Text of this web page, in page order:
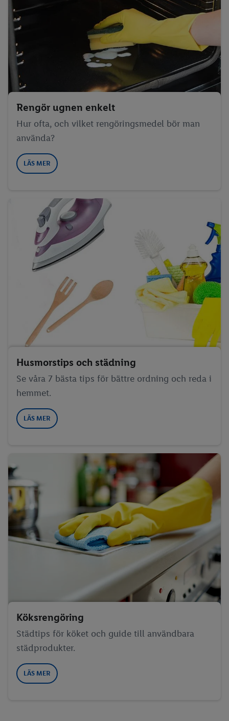
Rengör ugnen enkelt
Hur ofta, och vilket rengöringsmedel bör man
använda?
LÄS MER
Husmorstips och städning
Se våra 7 bästa tips för bättre ordning och reda i
hemmet.
LÄS MER
Köksrengöring
Städtips för köket och guide till användbara
städprodukter.
LÄS MER